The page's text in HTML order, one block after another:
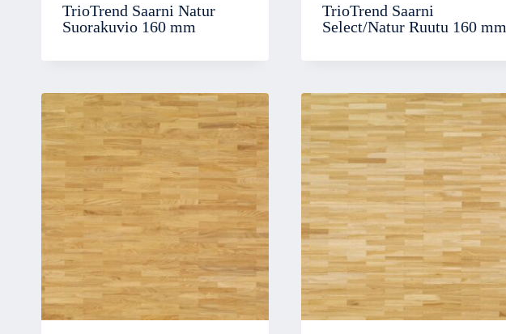
TrioTrend Saarni Natur
Suorakuvio 160 mm
TrioTrend Saarni
Select/Natur Ruutu 160 mm